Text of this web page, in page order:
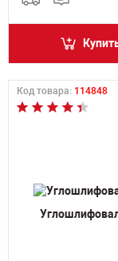
Код товара: 114848